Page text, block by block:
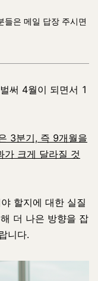
들은 메일 답장 주시면
써 4월이 되면서 1
3분기, 즉 9개월을
가 크게 달라질 것
할지에 대한 실질
더 나은 방향을 잡
니다.